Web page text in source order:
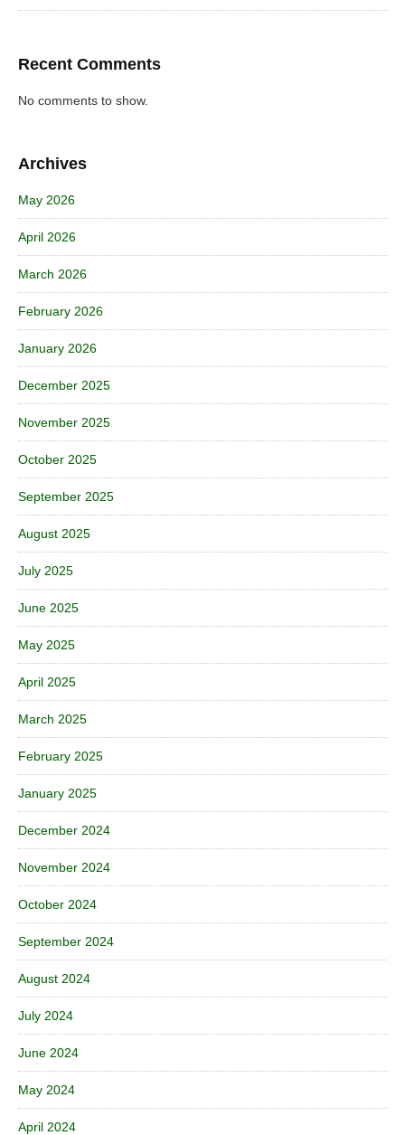
Recent Comments
No comments to show.
Archives
May 2026
April 2026
March 2026
February 2026
January 2026
December 2025
November 2025
October 2025
September 2025
August 2025
July 2025
June 2025
May 2025
April 2025
March 2025
February 2025
January 2025
December 2024
November 2024
October 2024
September 2024
August 2024
July 2024
June 2024
May 2024
April 2024